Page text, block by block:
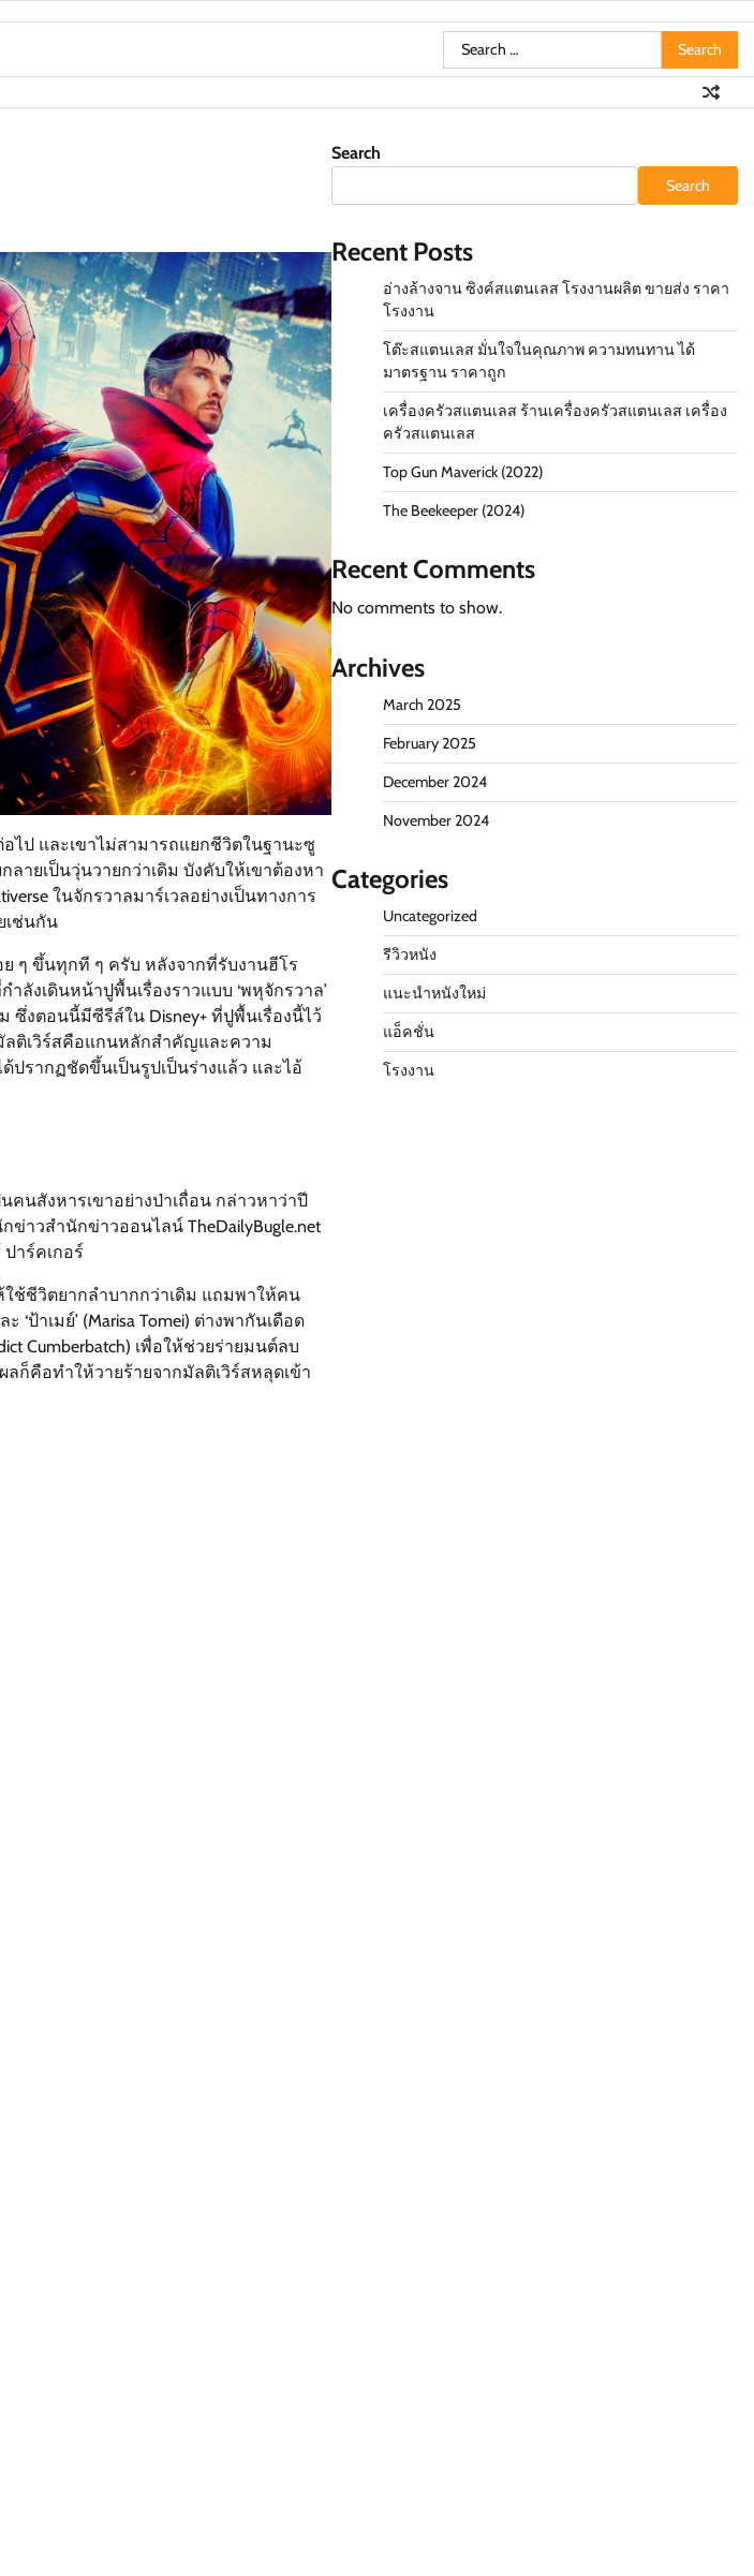
Search
for:
อไป และเขาไม่สามารถแยกชีวิตในฐานะซู
ายเป็นวุ่นวายกว่าเดิม บังคับให้เขาต้องหา
ในจักรวาลมาร์เวลอย่างเป็นทางการ
เช่นกัน
ย ๆ ขึ้นทุกที ๆ ครับ หลังจากที่รับงานฮีโร
ลังเดินหน้าปูพื้นเรื่องราวแบบ ‘พหุจักรวาล’
ซึ่งตอนนี้มีซีรีส์ใน Disney+ ที่ปูพื้นเรื่องนี้ไว้
มัลติเวิร์สคือแกนหลักสำคัญและความ
รากฏชัดขึ้นเป็นรูปเป็นร่างแล้ว และไอ้
คนสังหารเขาอย่างป่าเถื่อน กล่าวหาว่าปี
กข่าวสำนักข่าวออนไลน์ TheDailyBugle.net
าร์คเกอร์
ช้ชีวิตยากลำบากกว่าเดิม แถมพาให้คน
‘ป้าเมย์’ (Marisa Tomei) ต่างพากันเดือด
Cumberbatch) เพื่อให้ช่วยร่ายมนต์ลบ
ก็คือทำให้วายร้ายจากมัลติเวิร์สหลุดเข้า
Search
Search
Recent Posts
อ่างล้างจาน ซิงค์สแตนเลส โรงงานผลิต ขายส่ง ราคา
โรงงาน
โต๊ะสแตนเลส มั่นใจในคุณภาพ ความทนทาน ได้
มาตรฐาน ราคาถูก
เครื่องครัวสแตนเลส ร้านเครื่องครัวสแตนเลส เครื่อง
ครัวสแตนเลส
Top Gun Maverick (2022)
The Beekeeper (2024)
Recent Comments
No comments to show.
Archives
March 2025
February 2025
December 2024
November 2024
Categories
Uncategorized
รีวิวหนัง
แนะนำหนังใหม่
แอ็คชั่น
โรงงาน